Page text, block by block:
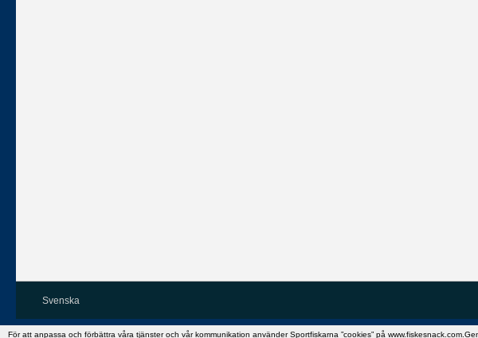
För att anpassa och förbättra våra tjänster och vår kommunikation använder Sportfiskarna ”cookies” på
Svenska